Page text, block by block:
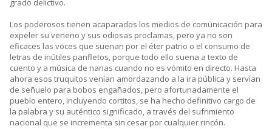
grado delictivo.
Los poderosos tienen acaparados los medios de comunicación para
expeler su veneno y sus odiosas proclamas, pero ya no son
eficaces las voces que suenan por el éter patrio o el consumo de
letras de inútiles panfletos, porque todo ello suena a texto de
cuento y a música de nanas cuando no es vómito en directo. Hasta
ahora esos truquitos venían amordazando a la ira pública y servían
de señuelo para bobos engañados, pero afortunadamente el
pueblo entero, incluyendo cortitos, se ha hecho definitivo cargo de
la palabra y su auténtico significado, a través del sufrimiento
nacional que se incrementa sin cesar por cualquier rincón.